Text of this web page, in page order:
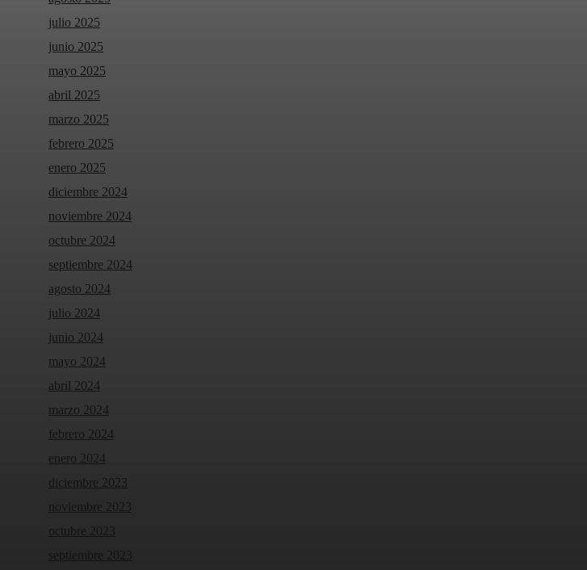
julio 2025
junio 2025
mayo 2025
abril 2025
marzo 2025
febrero 2025
enero 2025
diciembre 2024
noviembre 2024
octubre 2024
septiembre 2024
agosto 2024
julio 2024
junio 2024
mayo 2024
abril 2024
marzo 2024
febrero 2024
enero 2024
diciembre 2023
noviembre 2023
octubre 2023